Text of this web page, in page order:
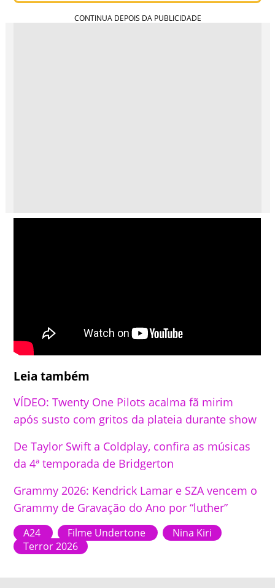
Leia também
VÍDEO: Twenty One Pilots acalma fã mirim
após susto com gritos da plateia durante show
De Taylor Swift a Coldplay, confira as músicas
da 4ª temporada de Bridgerton
Grammy 2026: Kendrick Lamar e SZA vencem o
Grammy de Gravação do Ano por “luther”
A24 Filme Undertone
Nina Kiri
Terror 2026